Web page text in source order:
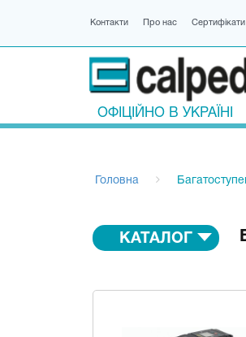
Контакти Про нас Сертифікати
ОФІЦІЙНО В УКРАЇНІ
Головна
КАТАЛОГ